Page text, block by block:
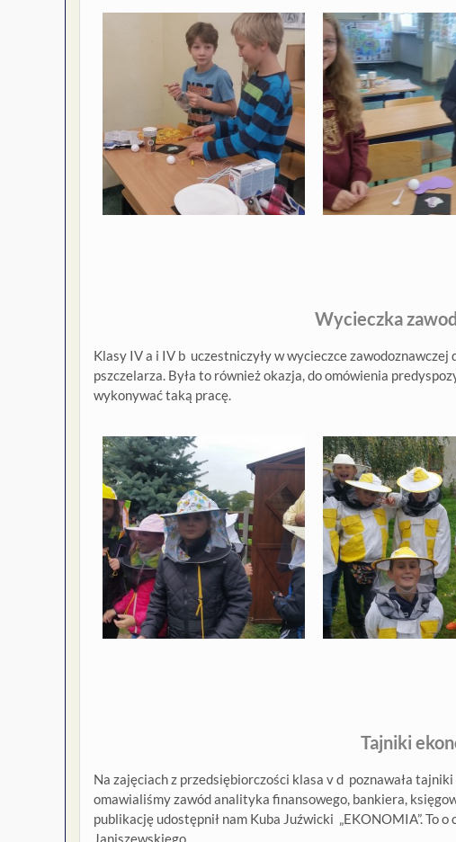
Wycieczka
Klasy IV a i IV b uczestniczyły w wycieczce
pszczelarza. Była to również okazja, do omówienia
wykonywać taką pracę.
Tajniki
Na zajęciach z przedsiębiorczości klasa v d poznawała
omawialiśmy zawód analityka finansowego, bankiera,
publikację udostępnił nam Kuba Juźwicki „EKONOMIA”. To
Janiszewskiego.